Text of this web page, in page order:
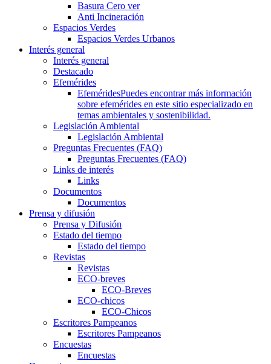
Basura Cero ver
Anti Incineración
Espacios Verdes
Espacios Verdes Urbanos
Interés general
Interés general
Destacado
Efemérides
EfeméridesPuedes encontrar más información
sobre efemérides en este sitio especializado en
temas ambientales y sostenibilidad.
Legislación Ambiental
Legislación Ambiental
Preguntas Frecuentes (FAQ)
Preguntas Frecuentes (FAQ)
Links de interés
Links
Documentos
Documentos
Prensa y difusión
Prensa y Difusión
Estado del tiempo
Estado del tiempo
Revistas
Revistas
ECO-breves
ECO-Breves
ECO-chicos
ECO-Chicos
Escritores Pampeanos
Escritores Pampeanos
Encuestas
Encuestas